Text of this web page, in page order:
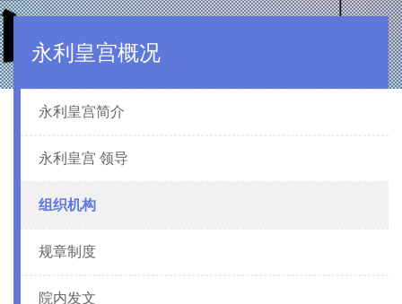
永利皇宫概况
永利皇宫简介
永利皇宫 领导
组织机构
规章制度
院内发文